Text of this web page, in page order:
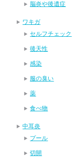
脳炎や後遺症
ワキガ
セルフチェック
後天性
感染
服の臭い
薬
食べ物
中耳炎
プール
切開